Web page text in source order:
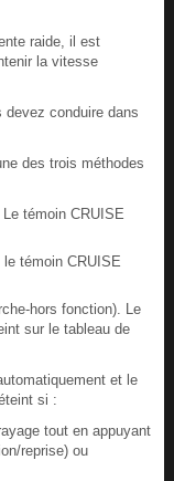
raide, il est
la vitesse
conduire dans
des trois méthodes
témoin CRUISE
témoin CRUISE
hors fonction). Le
sur le tableau de
et le
si :
tout en appuyant
reprise) ou